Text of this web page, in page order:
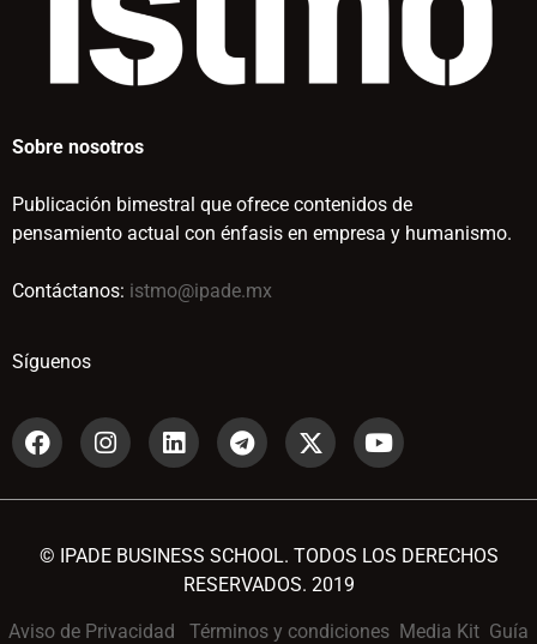
Sobre nosotros
Publicación bimestral que ofrece contenidos de
pensamiento actual con énfasis en empresa y humanismo.
Contáctanos: istmo@ipade.mx
Síguenos
© IPADE BUSINESS SCHOOL. TODOS LOS DERECHOS
RESERVADOS. 2019
Aviso de Privacidad Términos y condiciones Media Kit Guía